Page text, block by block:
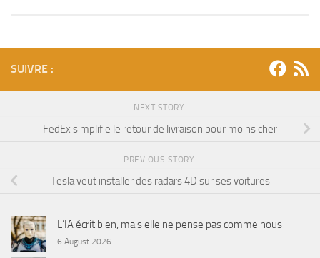
SUIVRE :
NEXT STORY
FedEx simplifie le retour de livraison pour moins cher
PREVIOUS STORY
Tesla veut installer des radars 4D sur ses voitures
L’IA écrit bien, mais elle ne pense pas comme nous
6 August 2026